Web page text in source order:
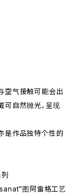
空气接触可能会出
可自然抛光，呈现
是作品独特个性的
图阿雷格工艺